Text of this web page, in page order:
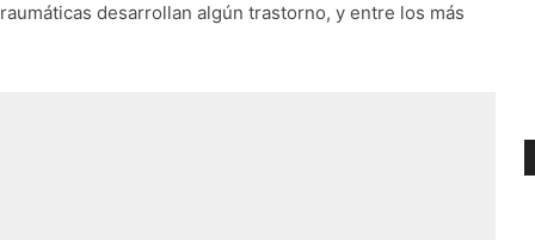
desarrollan algún trastorno, y entre los más